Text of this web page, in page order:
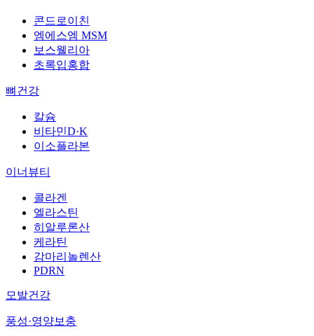
콘드로이친
엠에스엠 MSM
보스웰리아
초록입홍합
뼈건강
칼슘
비타민D·K
이소플라본
이너뷰티
콜라겐
엘라스틴
히알루론산
케라틴
감마리놀렌산
PDRN
모발건강
풍성·영양보충